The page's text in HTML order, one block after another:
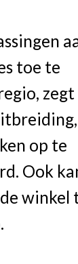
toe te
zegt
op te
Ook
winkel